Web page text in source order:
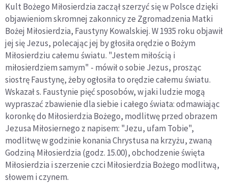
Kult Bożego Miłosierdzia zaczął szerzyć się w Polsce dzięki
objawieniom skromnej zakonnicy ze Zgromadzenia Matki
Bożej Miłosierdzia, Faustyny Kowalskiej. W 1935 roku objawił
jej się Jezus, polecając jej by głosiła orędzie o Bożym
Miłosierdziu całemu światu. "Jestem miłością i
miłosierdziem samym" - mówił o sobie Jezus, prosząc
siostrę Faustynę, żeby ogłosiła to orędzie całemu światu.
Wskazał s. Faustynie pięć sposobów, w jaki ludzie mogą
wypraszać zbawienie dla siebie i całego świata: odmawiając
koronkę do Miłosierdzia Bożego, modlitwę przed obrazem
Jezusa Miłosiernego z napisem: "Jezu, ufam Tobie",
modlitwę w godzinie konania Chrystusa na krzyżu, zwaną
Godziną Miłosierdzia (godz. 15.00), obchodzenie święta
Miłosierdzia i szerzenie czci Miłosierdzia Bożego modlitwą,
słowem i czynem.